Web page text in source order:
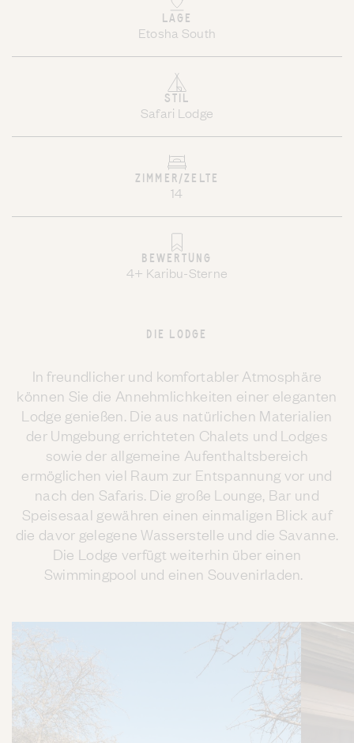
LAGE
Etosha South
STIL
Safari Lodge
ZIMMER/ZELTE
14
BEWERTUNG
4+ Karibu-Sterne
DIE LODGE
In freundlicher und komfortabler Atmosphäre
können Sie die Annehmlichkeiten einer eleganten
Lodge genießen. Die aus natürlichen Materialien
der Umgebung errichteten Chalets und Lodges
sowie der allgemeine Aufenthaltsbereich
ermöglichen viel Raum zur Entspannung vor und
nach den Safaris. Die große Lounge, Bar und
Speisesaal gewähren einen einmaligen Blick auf
die davor gelegene Wasserstelle und die Savanne.
Die Lodge verfügt weiterhin über einen
Swimmingpool und einen Souvenirladen.